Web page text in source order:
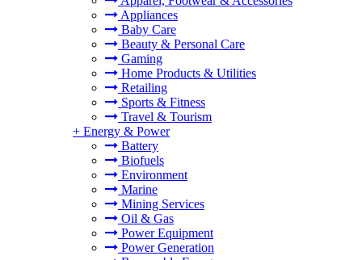
Appliances
Baby Care
Beauty & Personal Care
Gaming
Home Products & Utilities
Retailing
Sports & Fitness
Travel & Tourism
+ Energy & Power
Battery
Biofuels
Environment
Marine
Mining Services
Oil & Gas
Power Equipment
Power Generation